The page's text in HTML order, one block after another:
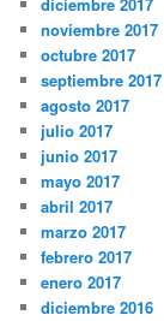
noviembre 2017
octubre 2017
septiembre 2017
agosto 2017
julio 2017
junio 2017
mayo 2017
abril 2017
marzo 2017
febrero 2017
enero 2017
diciembre 2016